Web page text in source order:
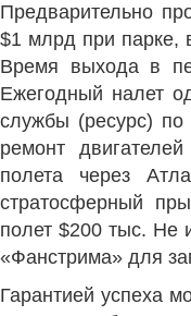
Предварительно
$1 млрд при
Время выхода в
Ежегодный налет
службы (ресурс)
ремонт
полета через
стратосферный
полет $200 тыс. Не
«Фанстрима» для
Гарантией успеха